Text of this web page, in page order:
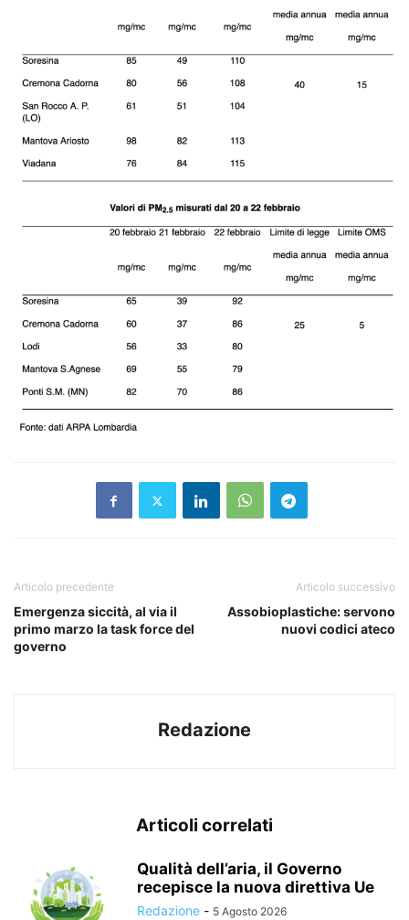
Articolo precedente
Emergenza siccità, al via il
primo marzo la task force del
governo
Articolo successivo
Assobioplastiche: servono
nuovi codici ateco
Redazione
Articoli correlati
Qualità dell’aria, il Governo
recepisce la nuova direttiva Ue
Redazione - 5 Agosto 2026